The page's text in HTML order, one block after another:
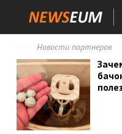
Новости партнеров